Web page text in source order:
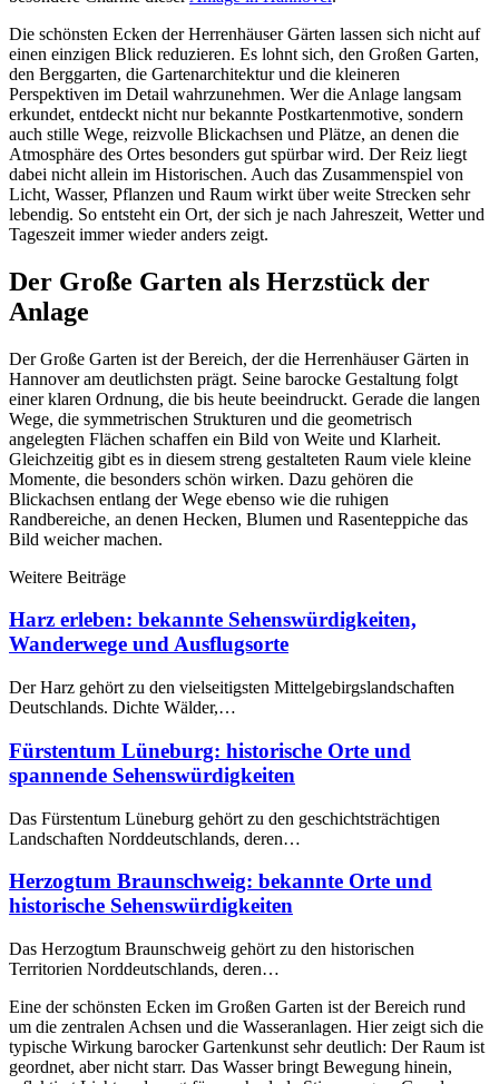
Die schönsten Ecken der Herrenhäuser Gärten lassen sich nicht auf
einen einzigen Blick reduzieren. Es lohnt sich, den Großen Garten,
den Berggarten, die Gartenarchitektur und die kleineren
Perspektiven im Detail wahrzunehmen. Wer die Anlage langsam
erkundet, entdeckt nicht nur bekannte Postkartenmotive, sondern
auch stille Wege, reizvolle Blickachsen und Plätze, an denen die
Atmosphäre des Ortes besonders gut spürbar wird. Der Reiz liegt
dabei nicht allein im Historischen. Auch das Zusammenspiel von
Licht, Wasser, Pflanzen und Raum wirkt über weite Strecken sehr
lebendig. So entsteht ein Ort, der sich je nach Jahreszeit, Wetter und
Tageszeit immer wieder anders zeigt.
Der Große Garten als Herzstück der
Anlage
Der Große Garten ist der Bereich, der die Herrenhäuser Gärten in
Hannover am deutlichsten prägt. Seine barocke Gestaltung folgt
einer klaren Ordnung, die bis heute beeindruckt. Gerade die langen
Wege, die symmetrischen Strukturen und die geometrisch
angelegten Flächen schaffen ein Bild von Weite und Klarheit.
Gleichzeitig gibt es in diesem streng gestalteten Raum viele kleine
Momente, die besonders schön wirken. Dazu gehören die
Blickachsen entlang der Wege ebenso wie die ruhigen
Randbereiche, an denen Hecken, Blumen und Rasenteppiche das
Bild weicher machen.
Weitere Beiträge
Harz erleben: bekannte Sehenswürdigkeiten,
Wanderwege und Ausflugsorte
Der Harz gehört zu den vielseitigsten Mittelgebirgslandschaften
Deutschlands. Dichte Wälder,…
Fürstentum Lüneburg: historische Orte und
spannende Sehenswürdigkeiten
Das Fürstentum Lüneburg gehört zu den geschichtsträchtigen
Landschaften Norddeutschlands, deren…
Herzogtum Braunschweig: bekannte Orte und
historische Sehenswürdigkeiten
Das Herzogtum Braunschweig gehört zu den historischen
Territorien Norddeutschlands, deren…
Eine der schönsten Ecken im Großen Garten ist der Bereich rund
um die zentralen Achsen und die Wasseranlagen. Hier zeigt sich die
typische Wirkung barocker Gartenkunst sehr deutlich: Der Raum ist
geordnet, aber nicht starr. Das Wasser bringt Bewegung hinein,